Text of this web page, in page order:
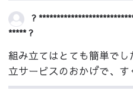
?
***** ?
組み立てはとても簡単で
立サービスのおかげで、す